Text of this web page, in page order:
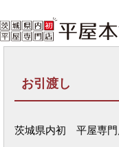
お引渡し
茨城県内初 平屋専